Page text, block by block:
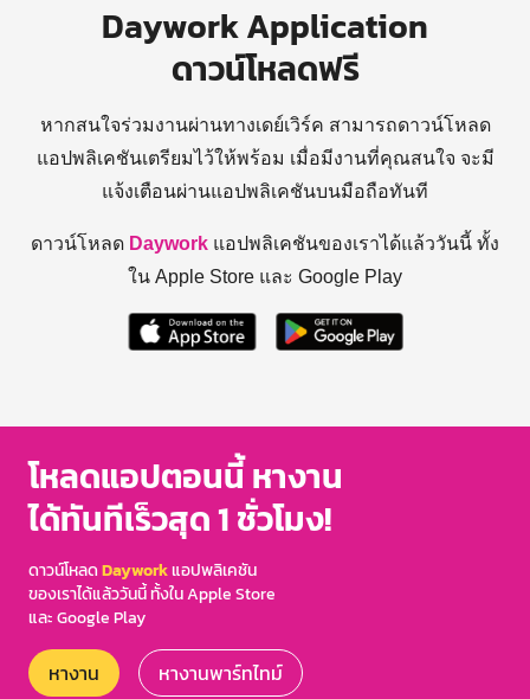
Daywork Application
ดาวน์โหลดฟรี
หากสนใจร่วมงานผ่านทางเดย์เวิร์ค สามารถดาวน์โหลด
แอปพลิเคชันเตรียมไว้ให้พร้อม เมื่อมีงานที่คุณสนใจ จะมี
แจ้งเตือนผ่านแอปพลิเคชันบนมือถือทันที
ดาวน์โหลด Daywork แอปพลิเคชันของเราได้แล้ววันนี้ ทั้ง
ใน Apple Store และ Google Play
โหลดแอปตอนนี้ หางาน
ได้ทันทีเร็วสุด 1 ชั่วโมง!
ดาวน์โหลดDayworkแอปพลิเคชัน
ของเราได้แล้ววันนี้ ทั้งใน Apple Store
และ Google Play
หางาน หางานพาร์ทไทม์